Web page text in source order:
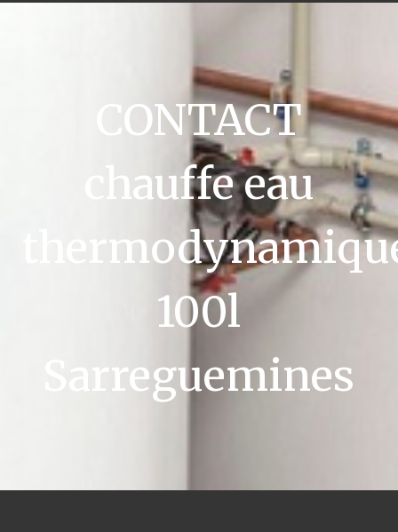
CONTACT
chauffe eau
100l
Sarreguemines